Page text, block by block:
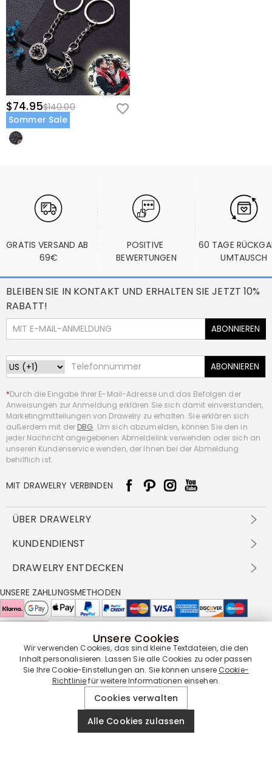
$74.95$140.00
Sommer Sale
GRATIS VERSAND AB
69€
POSITIVE
BEWERTUNGEN
60 TAGE
UMTAUSCH
BLEIBEN SIE IN KONTAKT UND ERHALTEN SIE JETZT 10%
RABATT!
ABONNIEREN
ABONNIEREN
*Durch die Eingabe Ihrer E-Mail-Adresse und das Befolgen der
Anweisungen zur Anmeldung erklären Sie sich damit einverstanden,
Marketingmitteilungen von Drawelry zu erhalten. Sie erklären sich
außerdem mit der DBG. Um sich abzumelden, können Sie den in
jeder Nachricht angegebenen Abmeldelink verwenden oder sich an
unseren Kundenservice wenden, der Ihnen bei der Abmeldung
behilflich ist.
MIT DRAWELRY VERBINDEN
ÜBER DRAWELRY
Über Uns
DBG
FAQ
Cookie-Richtlinie
KUNDENDIENST
Versandbedingungen
Rückgabe & Umtausch
Pflegehinweis
DRAWELRY ENTDECKEN
Großhandelsangebot
Drawelry Prime
Bonusprogramm
UNSERE ZAHLUNGSMETHODEN
UNSERE LIEFERPARTNER
UNSERE SERVICEGARANTIE
© 2019 - 2026DrawelryWebsite All Rights Reserved.
Unsere Cookies
Wir verwenden Cookies, das sind kleine Textdateien, die den
Inhalt personalisieren. Lassen Sie alle Cookies zu oder passen
Sie Ihre Cookie-Einstellungen an. Sie können unsereCookie-
Richtliniefür weitere Informationen einsehen.
Cookies verwalten
Alle Cookies zulassen